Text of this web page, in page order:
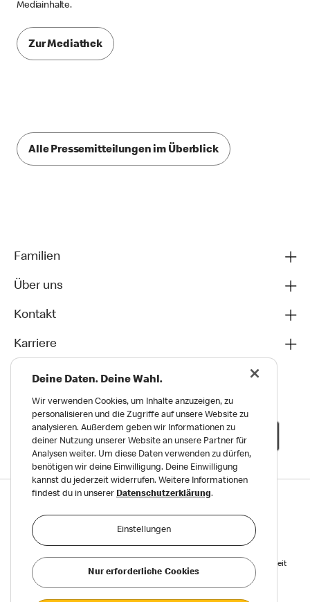
Mediainhalte.
Zur Mediathek
Alle Pressemitteilungen im Überblick
Familien
Über uns
Kontakt
Karriere
Datenschutz
Reports on Human and Environmental Rights Erklärung zur Barrierefreiheit
Privatsphäre Einstellungen
Deine Daten. Deine Wahl.
Wir verwenden Cookies, um Inhalte anzuzeigen, zu
personalisieren und die Zugriffe auf unsere Website zu
analysieren. Außerdem geben wir Informationen zu
deiner Nutzung unserer Website an unsere Partner für
Analysen weiter. Um diese Daten verwenden zu dürfen,
benötigen wir deine Einwilligung. Deine Einwilligung
kannst du jederzeit widerrufen. Weitere Informationen
findest du in unserer Datenschutzerklärung.
Einstellungen
Nur erforderliche Cookies